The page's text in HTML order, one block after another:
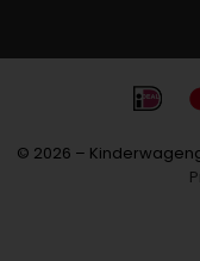
© 2026 –